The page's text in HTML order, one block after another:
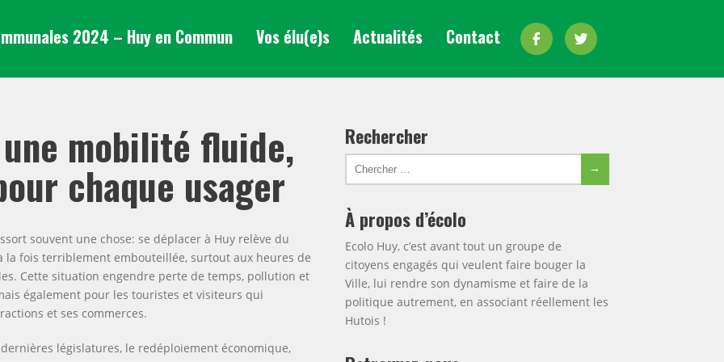
2024 – Huy en Commun Vos élu(e)s Actualités Contact Facebook
mobilité fluide,
chaque usager
souvent une chose: se déplacer à Huy relève du
la fois terriblement embouteillée, surtout aux heures de
Cette situation engendre perte de temps, pollution et
également pour les touristes et visiteurs qui
et ses commerces.
législatures, le redéploiement économique,
Rechercher
Chercher
pour:
Chercher
À propos d’écolo
Ecolo Huy, c’est avant tout un groupe de
citoyens engagés qui veulent faire bouger la
Ville, lui rendre son dynamisme et faire de la
politique autrement, en associant réellement les
Hutois !